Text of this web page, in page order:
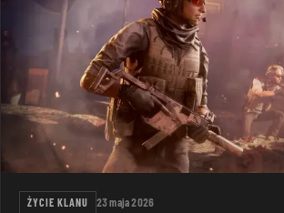
ŻYCIE KLANU 23 maja 2026